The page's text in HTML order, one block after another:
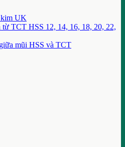
UK
từ TCT HSS 12, 14, 16, 18, 20, 22,
mũi HSS và TCT